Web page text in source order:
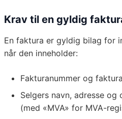
Krav til en gyldig
En faktura er gyldig bilag for
når den inneholder:
Fakturanummer og
Selgers navn, adresse og
(med «MVA» for MVA-